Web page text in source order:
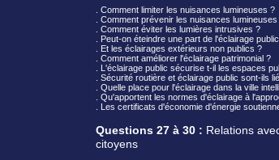
. Comment limiter les nuisances lumineuses ?
. Comment prévenir les nuisances lumineuses
. Comment éviter les lumières intrusives ?
. Peut-on éteindre une part de l'éclairage
. Et les éclairages extérieurs non publics ?
. Comment améliorer l'éclairage patrimonial ?
. L'éclairage public sécurise t-il les espaces
. Sécurité routière et éclairage public sont-ils
. Quelle place pour l'éclairage dans la ville
. Qu'apportent les normes d'éclairage à
. Les certificats d'économie d'énergie
Questions 27 à 30 : Relations
citoyens